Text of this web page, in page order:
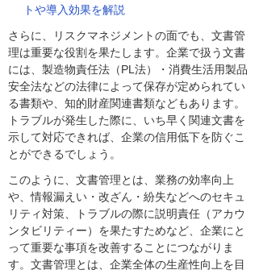
トや導入効果を解説
さらに、リスクマネジメントの面でも、文書管
理は重要な役割を果たします。企業で扱う文書
には、製造物責任法（PL法）・消費生活用製品
安全法などの法律によって保存が定められてい
る書類や、知的財産関連書類などもあります。
トラブルが発生した際に、いち早く関連文書を
示して対応できれば、企業の信用低下を防ぐこ
とができるでしょう。
このように、文書管理とは、業務の効率向上
や、情報漏えい・改ざん・紛失などへのセキュ
リティ対策、トラブルの際に説明責任（アカウ
ンタビリティー）を果たすためなど、企業にと
って重要な事項を改善することにつながりま
す。文書管理とは、企業全体の生産性向上を目